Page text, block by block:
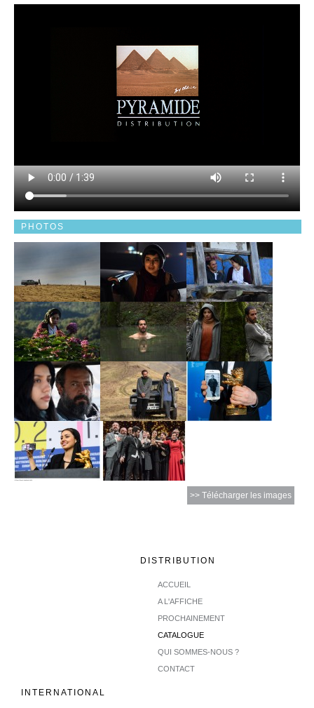
PHOTOS
>> Télécharger les images
DISTRIBUTION
ACCUEIL
A L'AFFICHE
PROCHAINEMENT
CATALOGUE
QUI SOMMES-NOUS ?
CONTACT
INTERNATIONAL